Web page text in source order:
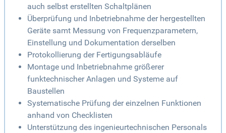
auch selbst erstellten Schaltplänen
Überprüfung und Inbetriebnahme der hergestellten
Geräte samt Messung von Frequenzparametern,
Einstellung und Dokumentation derselben
Protokollierung der Fertigungsabläufe
Montage und Inbetriebnahme größerer
funktechnischer Anlagen und Systeme auf
Baustellen
Systematische Prüfung der einzelnen Funktionen
anhand von Checklisten
Unterstützung des ingenieurtechnischen Personals